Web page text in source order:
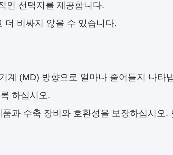
인 선택지를 제공합니다.
더 비싸지 않을 수 있습니다.
계 (MD) 방향으로 얼마나 줄어들지 나타
하십시오.
과 수축 장비와 호환성을 보장하십시오.